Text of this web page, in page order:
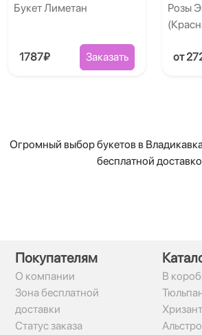
Букет Лиметан
1787₽ Заказать
Розы
от
Огромный выбор букетов в
бесплатной
Покупателям
О компании
Зона бесплатной
доставки
Статус заказа
В